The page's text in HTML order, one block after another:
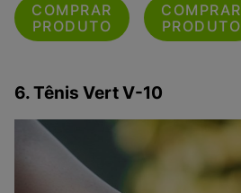
COMPRAR
PRODUTO
COMPRAR
PRODUTO
6. Tênis Vert V-10